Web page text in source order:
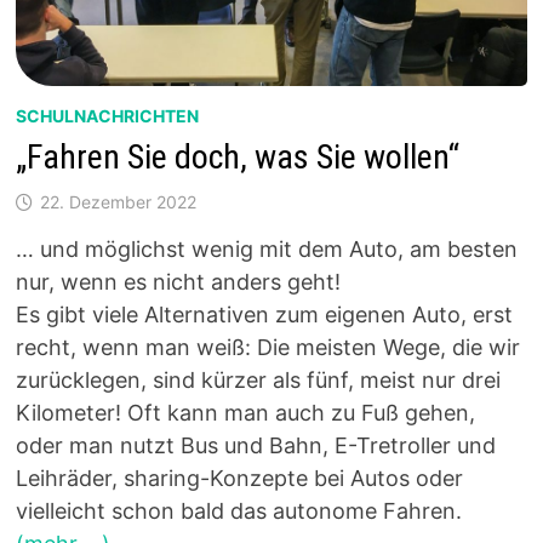
SCHULNACHRICHTEN
„Fahren Sie doch, was Sie wollen“
22. Dezember 2022
… und möglichst wenig mit dem Auto, am besten
nur, wenn es nicht anders geht!
Es gibt viele Alternativen zum eigenen Auto, erst
recht, wenn man weiß: Die meisten Wege, die wir
zurücklegen, sind kürzer als fünf, meist nur drei
Kilometer! Oft kann man auch zu Fuß gehen,
oder man nutzt Bus und Bahn, E-Tretroller und
Leihräder, sharing-Konzepte bei Autos oder
vielleicht schon bald das autonome Fahren.